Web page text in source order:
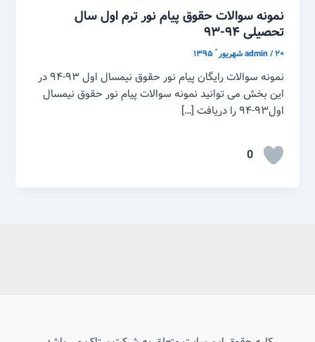
نمونه سوالات حقوق پیام نور ترم اول سال
تحصیلی ۹۴-۹۳
admin/۲۰ شهریور ّ ۱۳۹۵
نمونه سوالات رایگان پیام نور حقوق نیمسال اول ۹۳-۹۴ در
این بخش می توانید نمونه سوالات پیام نور حقوق نیمسال
اول۹۳-۹۴ را دریافت […]
0